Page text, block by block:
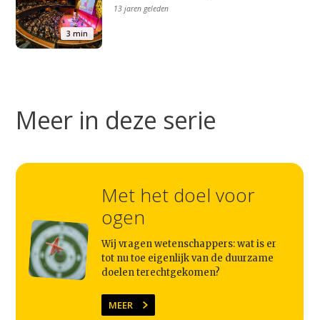
3 min
13 jaren geleden
Meer in deze serie
Met het doel voor
ogen
Wij vragen wetenschappers: wat is er
tot nu toe eigenlijk van de duurzame
doelen terechtgekomen?
MEER